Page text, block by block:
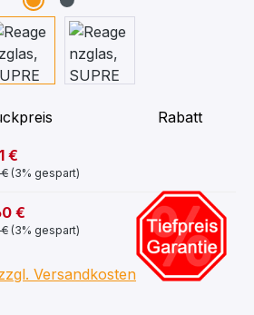
Rabatt
€
€ (3% gespart)
€
€ (3% gespart)
-42%
Versandkosten